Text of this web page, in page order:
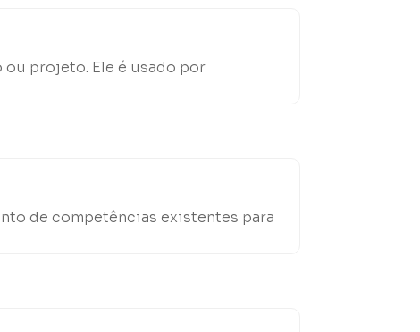
ou projeto. Ele é usado por
de competências existentes para